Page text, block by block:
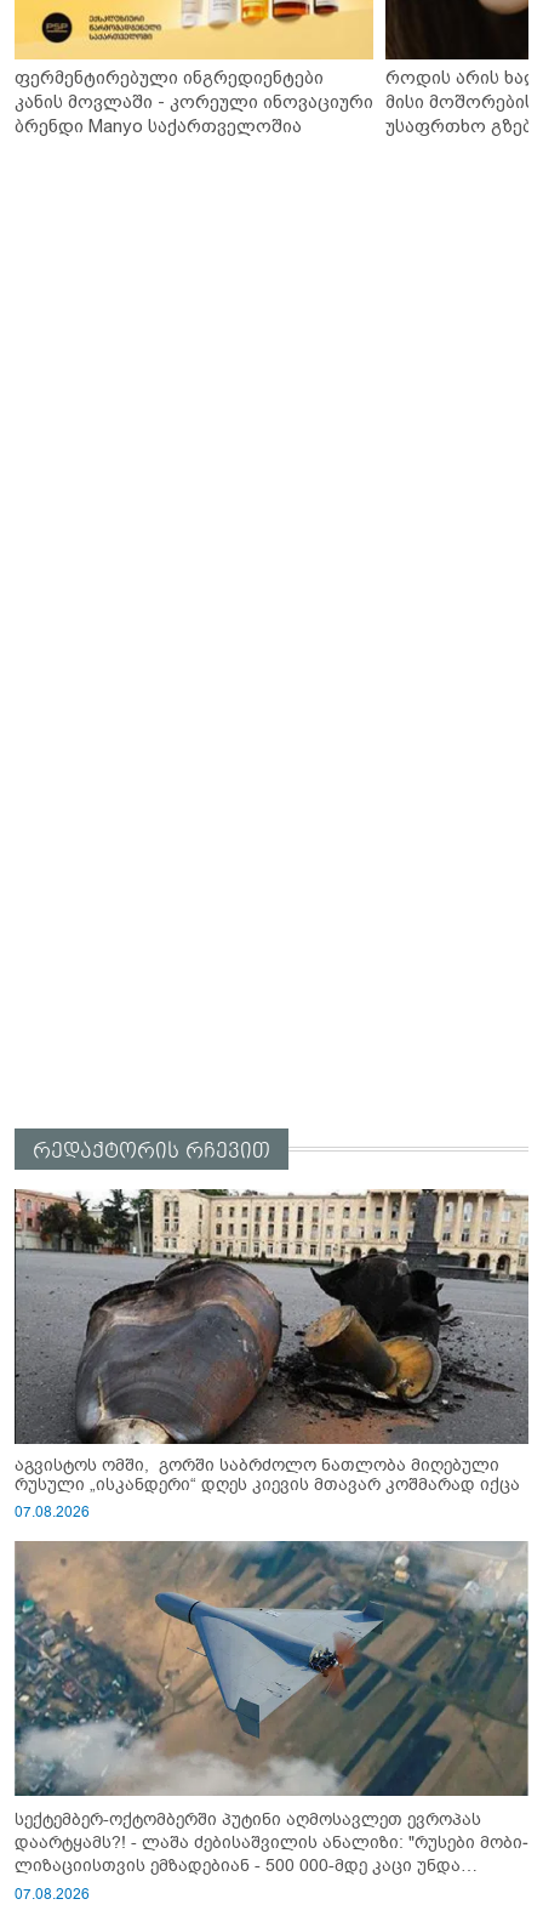
ფერმენტირებული ინგრედიენტები
კანის მოვლაში - კორეული ინოვაციური
ბრენდი Manyo საქართველოშია
როდის არის
მისი მოშორების
უსაფრთხო გზები
რედაქტორის რჩევით
აგვისტოს ომში, გორში საბრძოლო ნათლობა მიღებული
რუსული „ისკანდერი“ დღეს კიევის მთავარ კოშმარად იქცა
07.08.2026
სექტემბერ-ოქტომბერში პუტინი აღმოსავლეთ ევროპას
დაარტყამს?! - ლაშა ძებისაშვილის ანალიზი: "რუსები მობი­
ლიზაციისთვის ემზადებიან - 500 000-მდე კაცი უნდა
გაიწვიონ ომში"
07.08.2026